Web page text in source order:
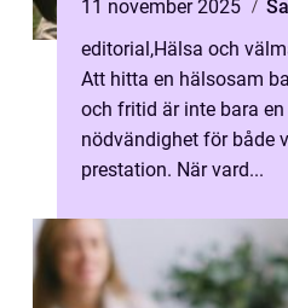
11 november 2025
editorial,Hälsa och
Att hitta en hälsosam
och fritid är inte bara
nödvändighet för både
prestation. När vard...